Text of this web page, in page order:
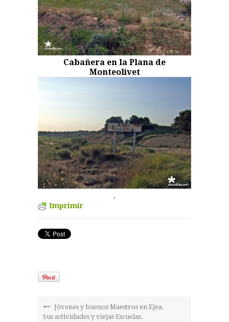
Cabañera en la Plana de
Monteolivet
.
Imprimir
Jóvenes y buenos Maestros en Ejea.
Sus actividades y viejas Escuelas.